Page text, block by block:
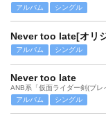
アルバム
シングル
Never too late[オリ
アルバム シングル
Never too late
ANB系「仮面ライダー剣(ブレ
アルバム
シングル